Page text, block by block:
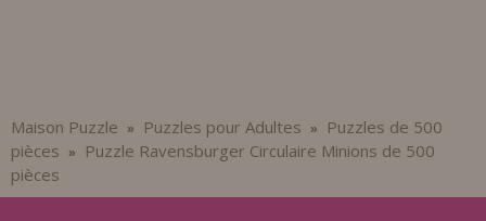
Maison Puzzle » Puzzles pour Adultes »
Puzzles de 500
pièces »
Puzzle Ravensburger Circulaire Minions de 500
pièces